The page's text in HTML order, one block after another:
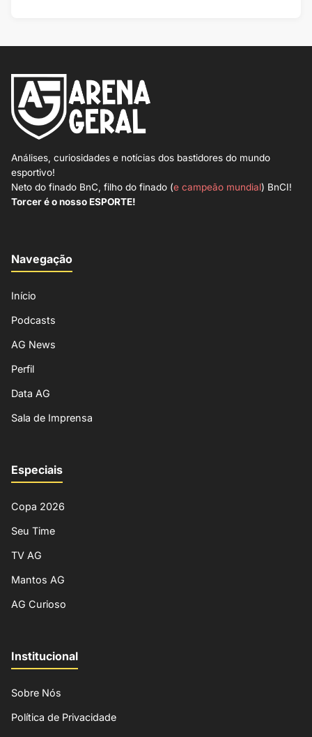
Análises, curiosidades e notícias dos bastidores do mundo
esportivo!
Neto do finado BnC, filho do finado (e campeão mundial) BnCI!
Torcer é o nosso ESPORTE!
Navegação
Início
Podcasts
AG News
Perfil
Data AG
Sala de Imprensa
Especiais
Copa 2026
Seu Time
TV AG
Mantos AG
AG Curioso
Institucional
Sobre Nós
Política de Privacidade